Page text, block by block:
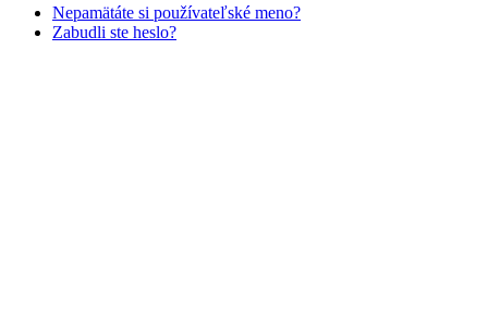
Nepamätáte si používateľské meno?
Zabudli ste heslo?